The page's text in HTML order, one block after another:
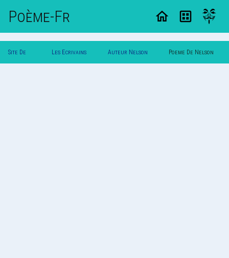
Poème-Fr
Site De Les Ecrivains Auteur Nelson Poeme De Nelson